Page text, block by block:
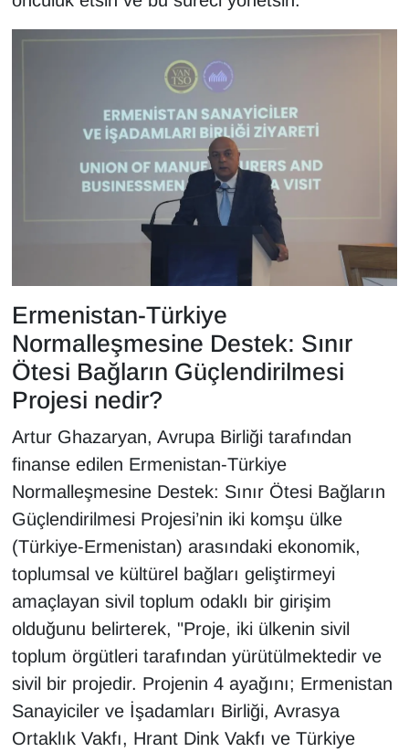
Ermenistan-Türkiye
Normalleşmesine Destek: Sınır
Ötesi Bağların Güçlendirilmesi
Projesi nedir?
Artur Ghazaryan, Avrupa Birliği tarafından
finanse edilen Ermenistan-Türkiye
Normalleşmesine Destek: Sınır Ötesi Bağların
Güçlendirilmesi Projesi’nin iki komşu ülke
(Türkiye-Ermenistan) arasındaki ekonomik,
toplumsal ve kültürel bağları geliştirmeyi
amaçlayan sivil toplum odaklı bir girişim
olduğunu belirterek, "Proje, iki ülkenin sivil
toplum örgütleri tarafından yürütülmektedir ve
sivil bir projedir. Projenin 4 ayağını; Ermenistan
Sanayiciler ve İşadamları Birliği, Avrasya
Ortaklık Vakfı, Hrant Dink Vakfı ve Türkiye